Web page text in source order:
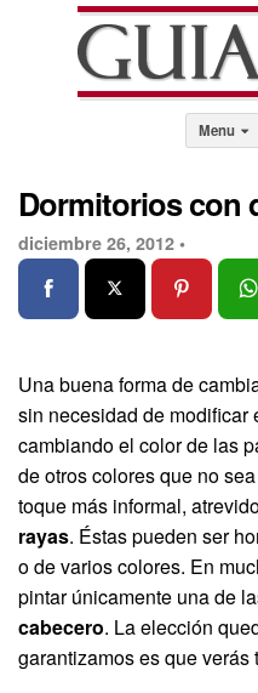
Menu
Dormitorios con
diciembre 26, 2012 •
Una buena forma de
sin necesidad de modificar
cambiando el color de las
de otros colores que no
toque más informal,
rayas. Éstas pueden ser
o de varios colores. En
pintar únicamente una de
cabecero. La elección
garantizamos es que